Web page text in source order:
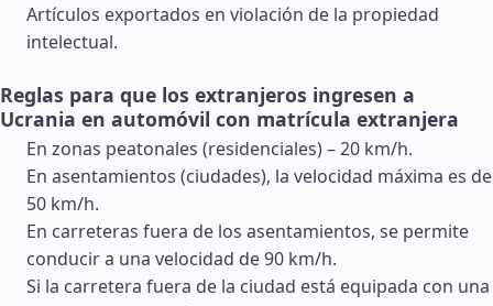
Artículos exportados en violación de la propiedad
intelectual.
Reglas para que los extranjeros ingresen a
Ucrania en automóvil con matrícula extranjera
En zonas peatonales (residenciales) – 20 km/h.
En asentamientos (ciudades), la velocidad máxima es de
50 km/h.
En carreteras fuera de los asentamientos, se permite
conducir a una velocidad de 90 km/h.
Si la carretera fuera de la ciudad está equipada con una